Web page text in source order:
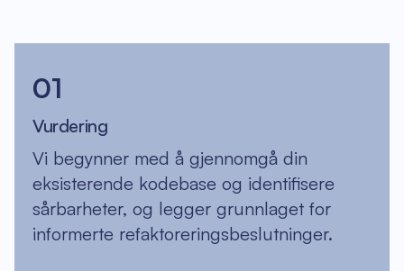
01
Vurdering
Vi begynner med å gjennomgå din
eksisterende kodebase og identifisere
sårbarheter, og legger grunnlaget for
informerte refaktoreringsbeslutninger.